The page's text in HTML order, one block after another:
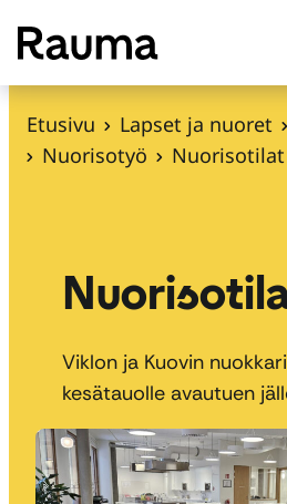
S
i
Etusivu Lapset ja nuoret
Nuorisotyö
Nuorisotilat
Viklon ja Kuovin
kesätauolle avautuen